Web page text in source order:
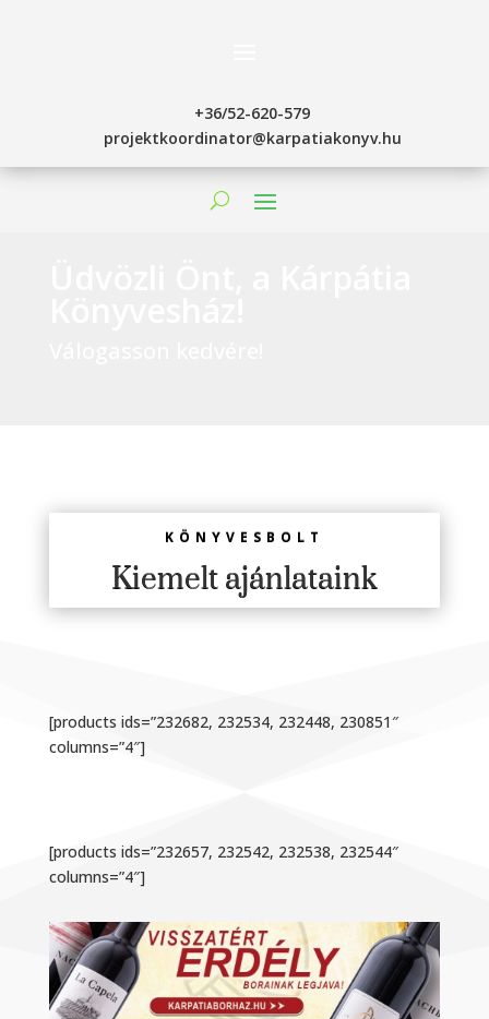
+36/52-620-579
projektkoordinator@karpatiakonyv.hu
KÖNYVESBOLT
Kiemelt ajánlataink
[products ids=”232682, 232534, 232448, 230851″
columns=”4″]
[products ids=”232657, 232542, 232538, 232544″
columns=”4″]